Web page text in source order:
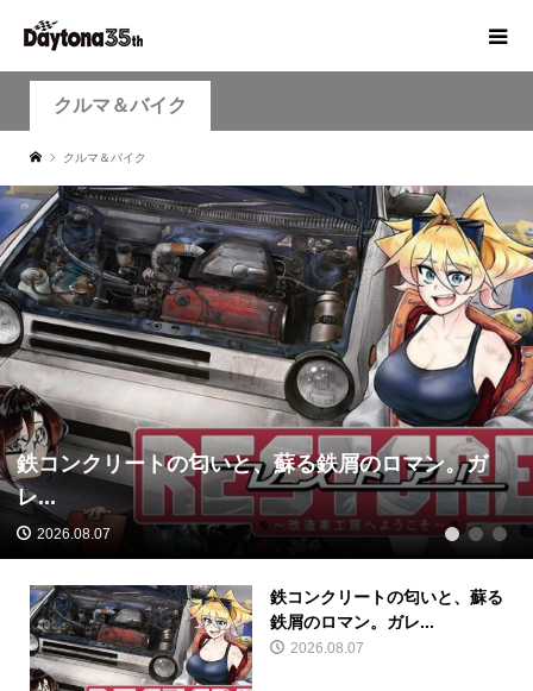
クルマ＆バイク
クルマ＆バイク
鉄コンクリートの匂いと、蘇る鉄屑のロマン。ガ
レ...
2026.08.07 1 2 3
鉄コンクリートの匂いと、蘇る
鉄屑のロマン。ガレ...
2026.08.07